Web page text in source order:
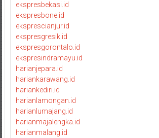
ekspresbekasi.id
ekspresbone.id
eksprescianjur.id
ekspresgresik.id
ekspresgorontalo.id
ekspresindramayu.id
harianjepara.id
hariankarawang.id
hariankediri.id
harianlamongan.id
harianlumajang.id
harianmajalengka.id
harianmalang.id